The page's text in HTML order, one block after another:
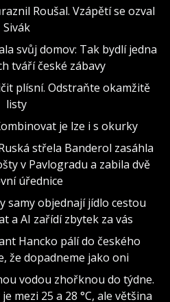
Roušal. Vzápětí se ozval
Sivák
svůj domov: Tak bydlí jedna
tváří české zábavy
plísní. Odstraňte okamžitě
listy
je lze i s okurky
střela Banderol zasáhla
v Pavlogradu a zabila dvě
úřednice
samy objednají jídlo cestou
a AI zařídí zbytek za vás
Hancko pálí do českého
že dopadneme jako oni
vodou zhořknou do týdne.
mezi 25 a 28 °C, ale většina